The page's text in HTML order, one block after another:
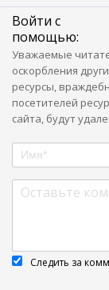
Войти с
помощью:
Уважаемые
оскорбления
ресурсы,
посетителей
сайта, будут
Следить за